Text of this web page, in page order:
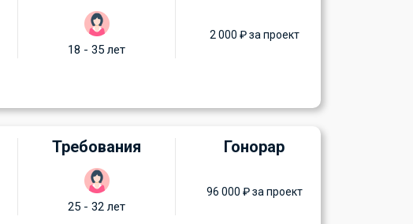
18 - 35 лет
2 000 ₽ за проект
Требования
25 - 32 лет
Гонорар
96 000 ₽ за проект